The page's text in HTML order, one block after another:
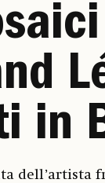
in
dell’artista